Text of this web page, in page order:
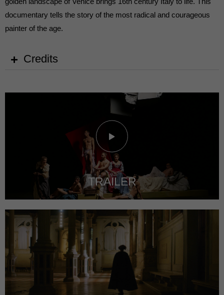
documentary tells the story of the most radical and courageous
painter of the age.
Credits
TRAILER